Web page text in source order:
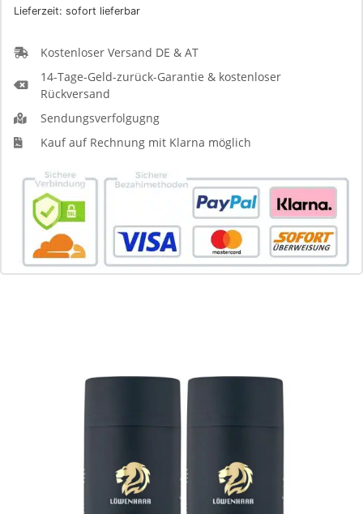
Lieferzeit: sofort lieferbar
Kostenloser Versand DE & AT
14-Tage-Geld-zurück-Garantie & kostenloser
Rückversand
Sendungsverfolgugng
Kauf auf Rechnung mit Klarna möglich